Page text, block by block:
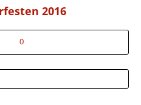
2016
0